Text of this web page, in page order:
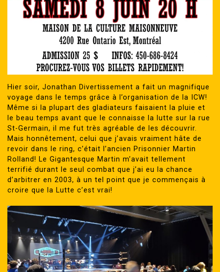
Hier soir, Jonathan Divertissement a fait un magnifique
voyage dans le temps grâce à l’organisation de la ICW!
Même si la plupart des gladiateurs faisaient la pluie et
le beau temps avant que le connaisse la lutte sur la rue
St-Germain, il me fut très agréable de les découvrir.
Mais honnêtement, celui que j’avais vraiment hâte de
revoir dans le ring, c’était l’ancien Prisonnier Martin
Rolland! Le Gigantesque Martin m’avait tellement
terrifié durant le seul combat que j’ai eu la chance
d’arbitrer en 2003, à un tel point que je commençais à
croire que la Lutte c’est vrai!